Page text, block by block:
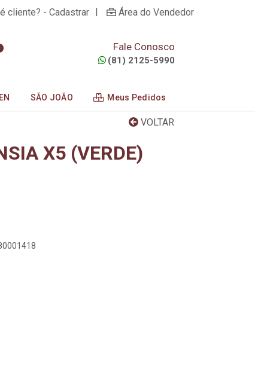
cliente? - Cadastrar | Área do Vendedor
Fale Conosco
(81) 2125-5990
SÃO JOÃO Meus Pedidos
VOLTAR
X5 (VERDE)